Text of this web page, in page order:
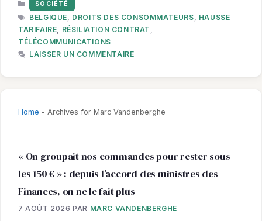
SOCIÉTÉ
ÉTIQUETTES
BELGIQUE, DROITS DES CONSOMMATEURS, HAUSSE
TARIFAIRE, RÉSILIATION CONTRAT ,
TÉLÉCOMMUNICATIONS
LAISSER UN COMMENTAIRE
Home - Archives for Marc Vandenberghe
« On groupait nos commandes pour rester sous
les 150 € » : depuis l’accord des ministres des
Finances, on ne le fait plus
7 AOÛT 2026 PAR MARC VANDENBERGHE